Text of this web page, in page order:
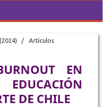
/ Artículos
EN
EDUCACIÓN
DE CHILE